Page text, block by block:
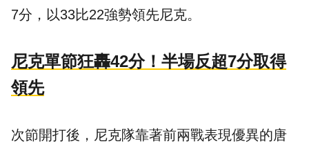
7分，以33比22強勢領先尼克。
尼克單節狂轟42分！半場反超7分取得
領先
次節開打後，尼克隊靠著前兩戰表現優異的唐